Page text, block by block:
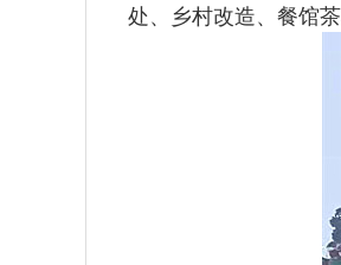
处、乡村改造、餐馆